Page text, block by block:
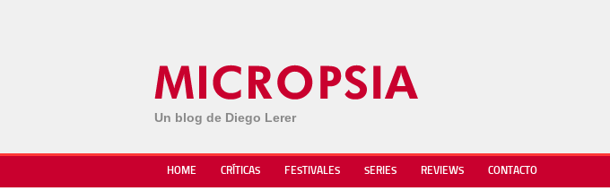
Un blog de Diego Lerer
HOME CRÍTICAS FESTIVALES SERIES REVIEWS CONTACTO